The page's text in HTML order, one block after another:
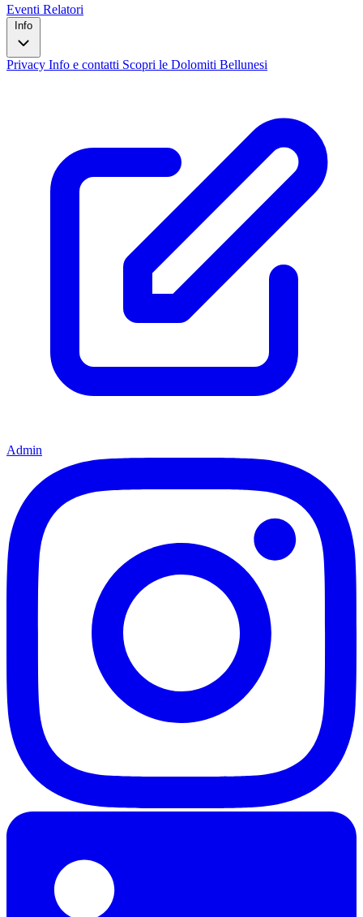
Eventi Relatori
Info
Privacy Info e contatti Scopri le Dolomiti Bellunesi
Admin